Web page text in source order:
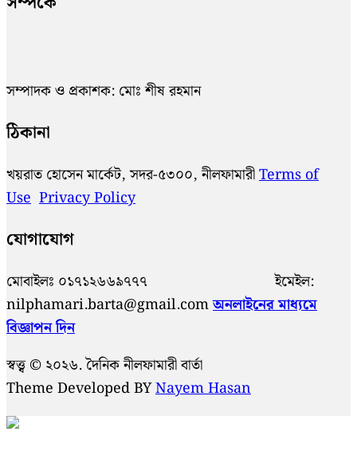
সম্পাদক ও প্রকাশক: মোঃ শীষ রহমান
ঠিকানা
খয়রাত হোসেন মার্কেট, সদর-৫৩০০, নীলফামারীTerms of
Use Privacy Policy
যোগাযোগ
মোবাইলঃ ০১৭১২৬৬৯৭৭৭ ইমেইল:
nilphamari.barta@gmail.comঅনলাইনের মাধ্যমে
বিজ্ঞাপন দিন
স্বত্ত্ব © ২০২৬. দৈনিক নীলফামারী বার্তা
Theme Developed BYNayem Hasan